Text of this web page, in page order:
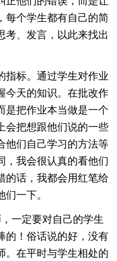
每个学生都有自己的简
考、发言，以此来找出
标。通过学生对作业
今天的知识。在批改作
是把作业本当做是一个
会把想跟他们说的一些
他们自己学习的方法等
，我会很认真的看他们
的话，我都会用红笔给
一下。
一定要对自己的学生
的！俗话说的好，没有
。在平时与学生相处的